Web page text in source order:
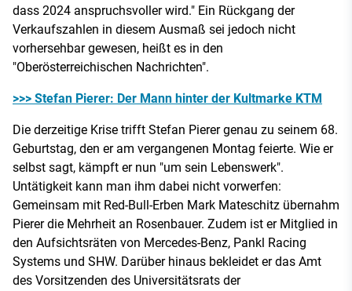
dass 2024 anspruchsvoller wird." Ein Rückgang der
Verkaufszahlen in diesem Ausmaß sei jedoch nicht
vorhersehbar gewesen, heißt es in den
"Oberösterreichischen Nachrichten".
>>> Stefan Pierer: Der Mann hinter der Kultmarke KTM
Die derzeitige Krise trifft Stefan Pierer genau zu seinem 68.
Geburtstag, den er am vergangenen Montag feierte. Wie er
selbst sagt, kämpft er nun "um sein Lebenswerk".
Untätigkeit kann man ihm dabei nicht vorwerfen:
Gemeinsam mit Red-Bull-Erben Mark Mateschitz übernahm
Pierer die Mehrheit an Rosenbauer. Zudem ist er Mitglied in
den Aufsichtsräten von Mercedes-Benz, Pankl Racing
Systems und SHW. Darüber hinaus bekleidet er das Amt
des Vorsitzenden des Universitätsrats der